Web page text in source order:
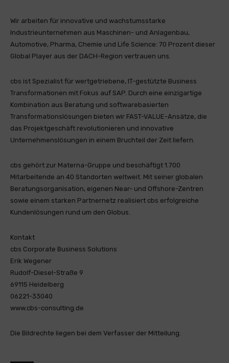
Wir arbeiten für innovative und wachstumsstarke
Industrieunternehmen aus Maschinen- und Anlagenbau,
Automotive, Pharma, Chemie und Life Science: 70 Prozent dieser
Global Player aus der DACH-Region vertrauen uns.
cbs ist Spezialist für wertgetriebene, IT-gestützte Business
Transformationen mit Fokus auf SAP. Durch eine einzigartige
Kombination aus Beratung und softwarebasierten
Transformationslösungen bieten wir FAST-VALUE-Ansätze, die
das Projektgeschäft revolutionieren und innovative
Unternehmenslösungen in einem Bruchteil der Zeit liefern.
cbs gehört zur Materna-Gruppe und beschäftigt 1.700
Mitarbeitende an 40 Standorten weltweit. Mit seiner globalen
Beratungsorganisation, eigenen Near- und Offshore-Zentren
sowie einem starken Partnernetz realisiert cbs erfolgreiche
Kundenlösungen rund um den Globus.
Kontakt
cbs Corporate Business Solutions
Erik Wegener
Rudolf-Diesel-Straße 9
69115 Heidelberg
06221-33040
www.cbs-consulting.de
Die Bildrechte liegen bei dem Verfasser der Mitteilung.